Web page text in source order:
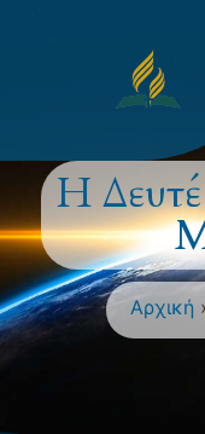
Η
Αρχική